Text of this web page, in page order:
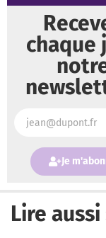
chaque
Je
Lire aussi